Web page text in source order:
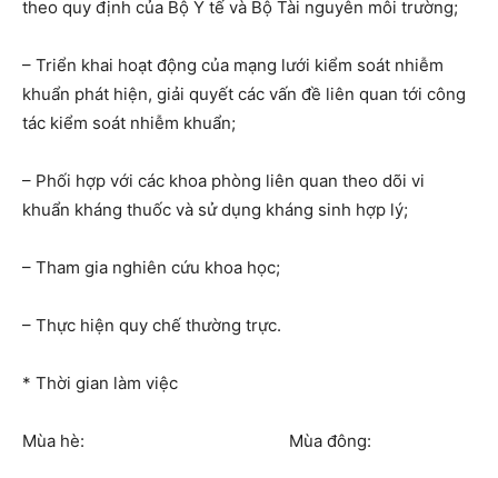
theo quy định của Bộ Y tế và Bộ Tài nguyên môi trường;
– Triển khai hoạt động của mạng lưới kiểm soát nhiễm
khuẩn phát hiện, giải quyết các vấn đề liên quan tới công
tác kiểm soát nhiễm khuẩn;
– Phối hợp với các khoa phòng liên quan theo dõi vi
khuẩn kháng thuốc và sử dụng kháng sinh hợp lý;
– Tham gia nghiên cứu khoa học;
– Thực hiện quy chế thường trực.
* Thời gian làm việc
Mùa hè: Mùa đông: